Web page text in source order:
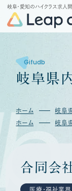
岐阜・愛知のハイクラス求人
Gifudb
岐阜県
ホーム 岐阜
ホーム
岐阜
合同会
医療・福祉業界